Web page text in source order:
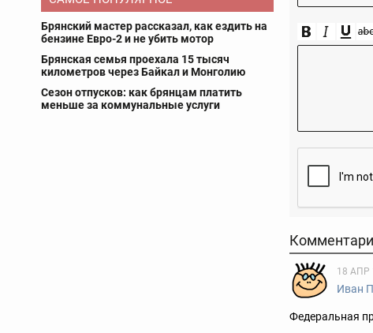
Брянский мастер рассказал, как ездить на
бензине Евро-2 и не убить мотор
Брянская семья проехала 15 тысяч
километров через Байкал и Монголию
Сезон отпусков: как брянцам платить
меньше за коммунальные услуги
18 АПР
Иван
Федеральная